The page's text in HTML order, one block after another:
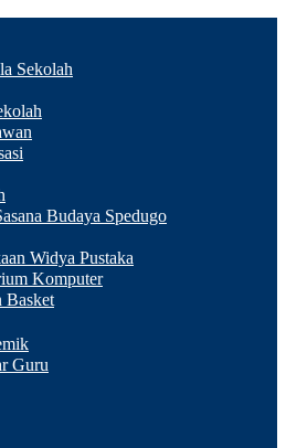
Sekolah
Budaya Spedugo
Widya Pustaka
Komputer
Basket
Guru